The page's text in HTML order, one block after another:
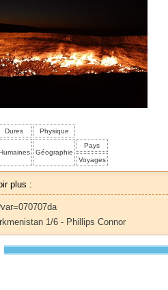
Dures Physique
Géographie
Pays
Voyages
plus :
1/6 - Phillips Connor